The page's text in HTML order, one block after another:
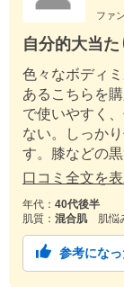
ファ
自分的大当た
色々なボディ
あるこちらを
で使いやすく
ない。しっか
す。膝などの
リピートしま
口コミ全文を
年代： 40代後半
肌質： 混合肌 肌悩
参考になっ